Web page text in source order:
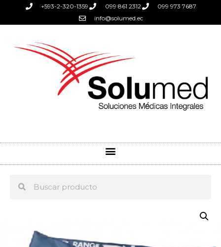
+593-2-320-1359 099 861 2312
099 973 7687
info@solumed.ec